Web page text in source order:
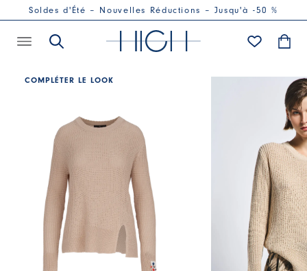
Soldes d'Été – Nouvelles Réductions – Jusqu'à -50 %
COMPLÉTER LE LOOK